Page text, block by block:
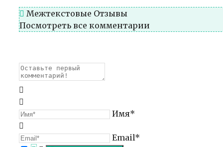
Межтекстовые Отзывы
Посмотреть все комментарии
Имя*
Email*